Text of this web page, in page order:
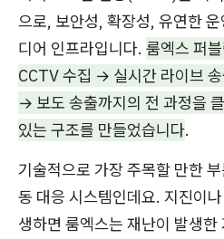
으로, 보안성, 확장성, 유연한
디어 인프라입니다. 룸엑스 퍼
CCTV 수집 → 실시간 라이브
→ 보도 송출까지의 전 과정을
있는 구조를 만들었습니다.
기술적으로 가장 주목할 만한
동 대응 시스템인데요. 지진이
생하면 룸엑스는 재난이 발생한